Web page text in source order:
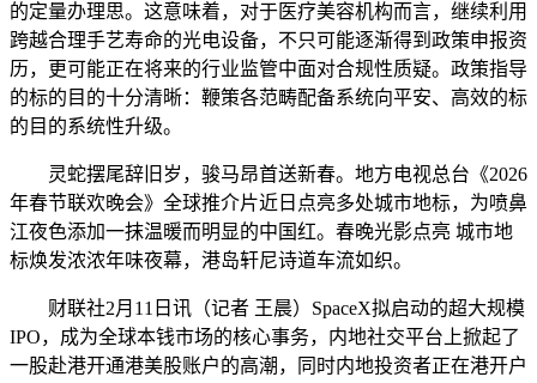
的定量办理思。这意味着，对于医疗美容机构而言，继续利用
跨越合理手艺寿命的光电设备，不只可能逐渐得到政策申报资
历，更可能正在将来的行业监管中面对合规性质疑。政策指导
的标的目的十分清晰：鞭策各范畴配备系统向平安、高效的标
的目的系统性升级。
灵蛇摆尾辞旧岁，骏马昂首送新春。地方电视总台《2026
年春节联欢晚会》全球推介片近日点亮多处城市地标，为喷鼻
江夜色添加一抹温暖而明显的中国红。春晚光影点亮 城市地
标焕发浓浓年味夜幕，港岛轩尼诗道车流如织。
财联社2月11日讯（记者 王晨）SpaceX拟启动的超大规模
IPO，成为全球本钱市场的核心事务，内地社交平台上掀起了
一股赴港开通港美股账户的高潮，同时内地投资者正在港开户